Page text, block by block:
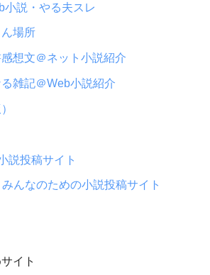
小説・やる夫スレ
場所
想文＠ネット小説紹介
雑記＠Web小説紹介
説投稿サイト
んなのための小説投稿サイト
イト